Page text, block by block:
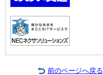
前のページへ戻る